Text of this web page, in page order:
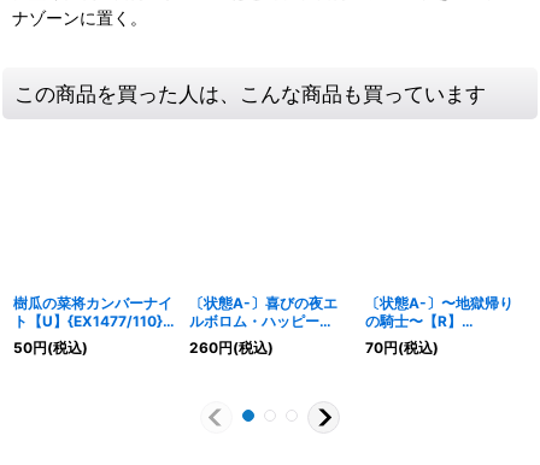
ナゾーンに置く。
この商品を買った人は、こんな商品も買っています
樹瓜の菜将カンバーナイ
ト【U】{EX1477/110}
《多》
50円(税込)
〔状態A-〕喜びの夜エ
ルボロム・ハッピー
【SR】{24RP3S1/S11}
《光》
260円(税込)
〔状態A-〕〜地獄帰り
の騎士〜【R】
{25RP322/77}《多》
70円(税込)